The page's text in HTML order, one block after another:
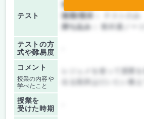
テスト
前期/中間：
後期/期末：
持ち込み：
教科書ノー
テストの方
式や難易度
コメント
授業の内容や
学べたこと
レジュメを使って授業
授業を
受けた時期